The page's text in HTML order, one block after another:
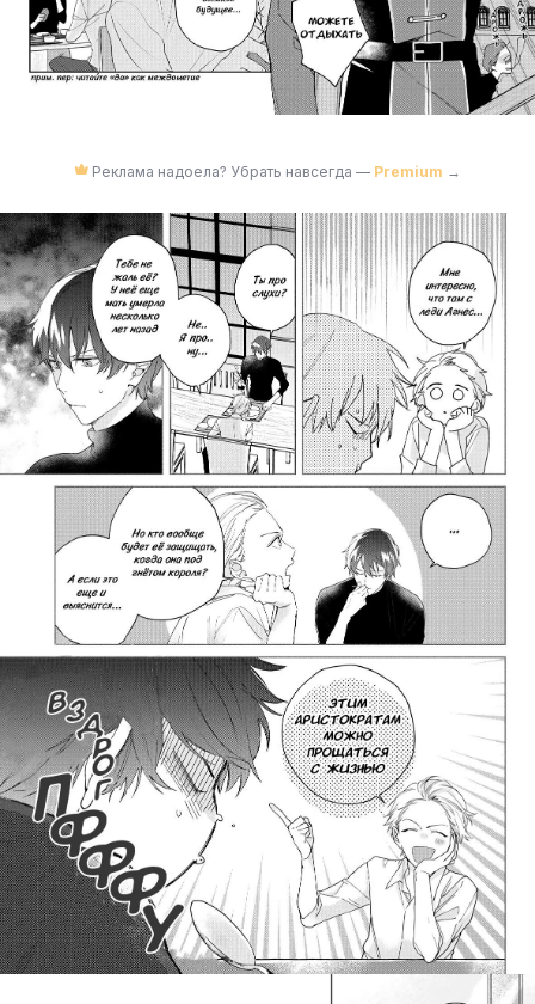
Реклама надоела? Убрать навсегда — Premium →